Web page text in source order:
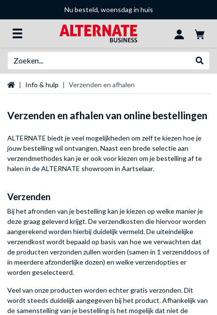
Nu besteld, woensdag in huis
StartpaginaInfo & hulp Verzenden en afhalen
Verzenden en afhalen van online bestellingen
ALTERNATE biedt je veel mogelijkheden om zelf te kiezen hoe je
jouw bestelling wil ontvangen. Naast een brede selectie aan
verzendmethodes kan je er ook voor kiezen om je bestelling af te
halen in de ALTERNATE showroom in Aartselaar.
Verzenden
Bij het afronden van je bestelling kan je kiezen op welke manier je
deze graag geleverd krijgt. De verzendkosten die hiervoor worden
aangerekend worden hierbij duidelijk vermeld. De uiteindelijke
verzendkost wordt bepaald op basis van hoe we verwachten dat
de producten verzonden zullen worden (samen in 1 verzenddoos of
in meerdere afzonderlijke dozen) en welke verzendopties er
worden geselecteerd.
Veel van onze producten worden echter gratis verzonden. Dit
wordt steeds duidelijk aangegeven bij het product. Afhankelijk van
de samenstelling van je bestelling is het mogelijk dat niet de